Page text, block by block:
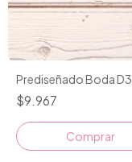
Prediseñado Boda D3
$9.967